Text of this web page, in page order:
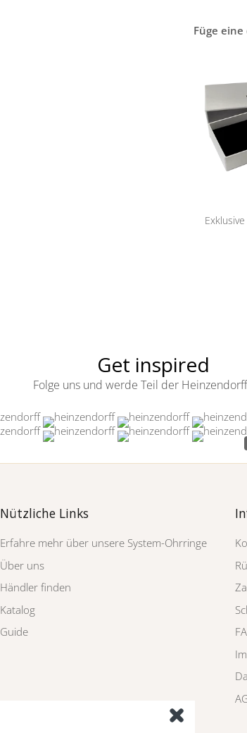
Füge
Get inspired
Folge uns und werde Teil der
Nützliche Links
Erfahre mehr über unsere System-Ohrringe
Über uns
Händler finden
Katalog
Guide